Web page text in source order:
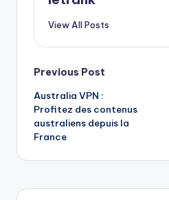
View All Posts
Post
navigation
Previous Post
Australia VPN :
Profitez des contenus
australiens depuis la
France